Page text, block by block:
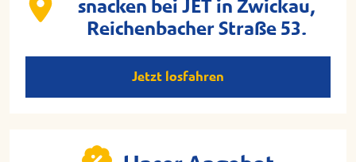
snacken bei JET in Zwickau,
Reichenbacher Straße 53.
Jetzt losfahren